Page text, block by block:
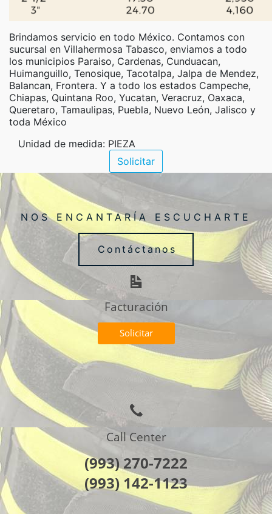
Brindamos servicio en todo México. Contamos con
sucursal en Villahermosa Tabasco, enviamos a todo
los municipios Paraiso, Cardenas, Cunduacan,
Huimanguillo, Tenosique, Tacotalpa, Jalpa de Mendez,
Balancan, Frontera. Y a todo los estados Campeche,
Chiapas, Quintana Roo, Yucatan, Veracruz, Oaxaca,
Queretaro, Tamaulipas, Puebla, Nuevo León, Jalisco y
toda México
Unidad de medida: PIEZA
Solicitar
NOS ENCANTARÍA ESCUCHARTE
Contáctanos
Facturación
Solicitar
Call Center
(993) 270-7222
(993) 142-1123